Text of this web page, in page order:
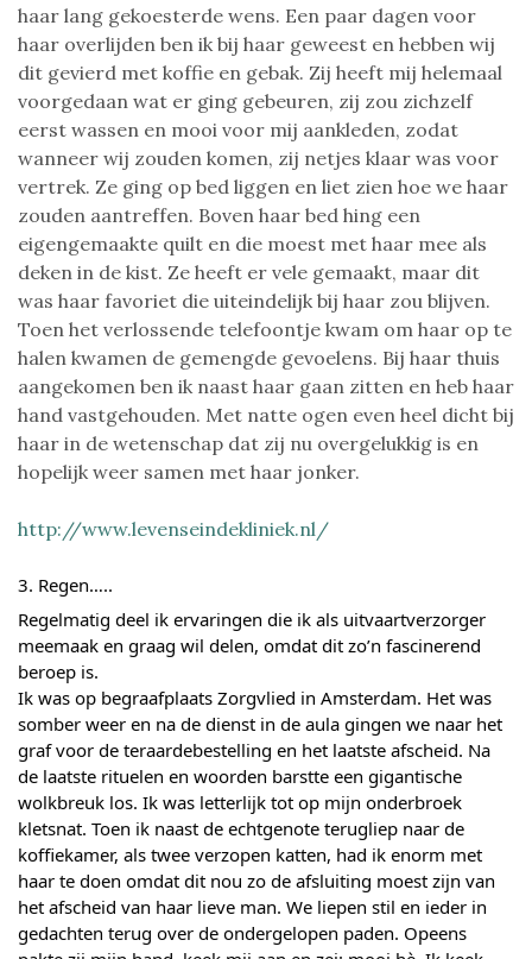
haar lang gekoesterde wens. Een paar dagen voor
haar overlijden ben ik bij haar geweest en hebben wij
dit gevierd met koffie en gebak. Zij heeft mij helemaal
voorgedaan wat er ging gebeuren, zij zou zichzelf
eerst wassen en mooi voor mij aankleden, zodat
wanneer wij zouden komen, zij netjes klaar was voor
vertrek. Ze ging op bed liggen en liet zien hoe we haar
zouden aantreffen. Boven haar bed hing een
eigengemaakte quilt en die moest met haar mee als
deken in de kist. Ze heeft er vele gemaakt, maar dit
was haar favoriet die uiteindelijk bij haar zou blijven.
Toen het verlossende telefoontje kwam om haar op te
halen kwamen de gemengde gevoelens. Bij haar thuis
aangekomen ben ik naast haar gaan zitten en heb haar
hand vastgehouden. Met natte ogen even heel dicht bij
haar in de wetenschap dat zij nu overgelukkig is en
hopelijk weer samen met haar jonker.
http://www.levenseindekliniek.nl/
3. Regen…..
Regelmatig deel ik ervaringen die ik als uitvaartverzorger
meemaak en graag wil delen, omdat dit zo’n fascinerend
beroep is.
Ik was op begraafplaats Zorgvlied in Amsterdam. Het was
somber weer en na de dienst in de aula gingen we naar het
graf voor de teraardebestelling en het laatste afscheid. Na
de laatste rituelen en woorden barstte een gigantische
wolkbreuk los. Ik was letterlijk tot op mijn onderbroek
kletsnat. Toen ik naast de echtgenote terugliep naar de
koffiekamer, als twee verzopen katten, had ik enorm met
haar te doen omdat dit nou zo de afsluiting moest zijn van
het afscheid van haar lieve man. We liepen stil en ieder in
gedachten terug over de ondergelopen paden. Opeens